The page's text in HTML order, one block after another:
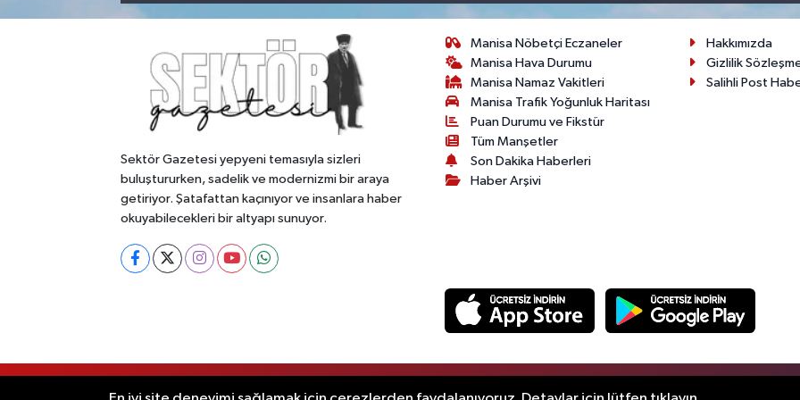
Sektör Gazetesi yepyeni temasıyla sizleri
buluştururken, sadelik ve modernizmi bir araya
getiriyor. Şatafattan kaçınıyor ve insanlara haber
okuyabilecekleri bir altyapı sunuyor.
Manisa Nöbetçi Eczaneler
Manisa Hava Durumu
Manisa Namaz Vakitleri
Manisa Trafik Yoğunluk Haritası
Puan Durumu ve Fikstür
Tüm Manşetler
Son Dakika Haberleri
Haber Arşivi
Hakkımızda
Gizlilik
Salihli Post
RSS Copyright © 2026. Her hakkı saklıdır.